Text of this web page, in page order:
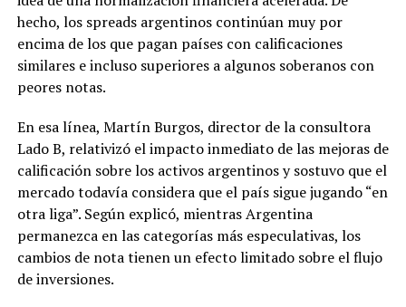
hecho, los spreads argentinos continúan muy por
encima de los que pagan países con calificaciones
similares e incluso superiores a algunos soberanos con
peores notas.
En esa línea, Martín Burgos, director de la consultora
Lado B, relativizó el impacto inmediato de las mejoras de
calificación sobre los activos argentinos y sostuvo que el
mercado todavía considera que el país sigue jugando “en
otra liga”. Según explicó, mientras Argentina
permanezca en las categorías más especulativas, los
cambios de nota tienen un efecto limitado sobre el flujo
de inversiones.